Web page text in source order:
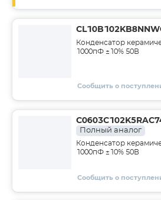
Конденсатор
1000пФ ±10% 50В
Сообщить о
Полный аналог
Конденсатор
1000пФ ±10% 50В
Сообщить о